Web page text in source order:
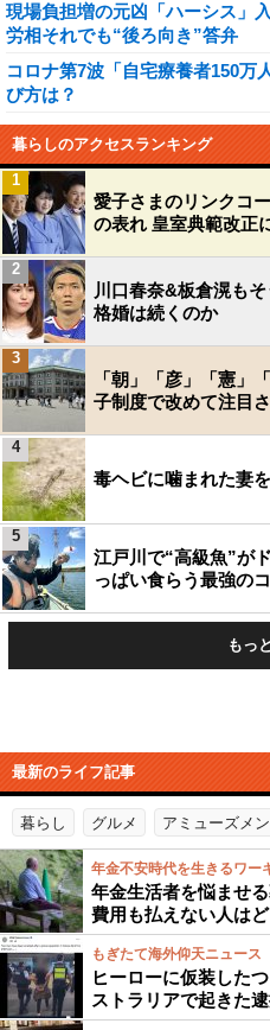
現場負担増の元凶「ハーシス」
労相それでも“後ろ向き”答弁
コロナ第7波「自宅療養者150万
び方は？
暮らしのアクセスランキング
愛子さまのリンクコ
の表れ 皇室典範改正
1
川口春奈&板倉滉も
格婚は続くのか
2
「朝」「彦」「憲」
子制度で改めて注目
3
毒ヘビに噛まれた妻
4
江戸川で“高級魚”が
っぱい食らう最強の
5
もっ
最新のライフ記事
暮らし グルメ アミューズメン
年金不安時代を生きるワー
年金生活者を悩ませ
費用も払えない人は
もぎたて海外仰天ニュース
ヒーローに仮装した
ストラリアで起きた